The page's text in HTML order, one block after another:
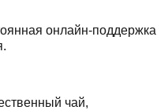
онлайн-поддержка
чай,